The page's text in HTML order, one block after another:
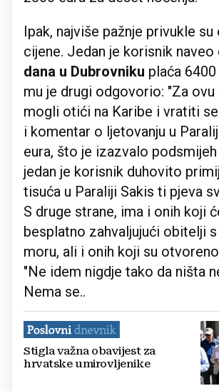
Ipak, najviše pažnje privukle
cijene. Jedan je korisnik naveo
dana u Dubrovniku plaća
mu je drugi odgovorio: "Za
mogli otići na Karibe i vratiti
i komentar o ljetovanju u
eura, što je izazvalo podsmijeh
jedan je korisnik duhovito
tisuća u Paraliji Sakis ti pjeva
S druge strane, ima i onih koji
besplatno zahvaljujući obitelji
moru, ali i onih koji su
"Ne idem nigdje tako da ništa
Nema se..
Stigla važna obavijest za
hrvatske umirovljenike